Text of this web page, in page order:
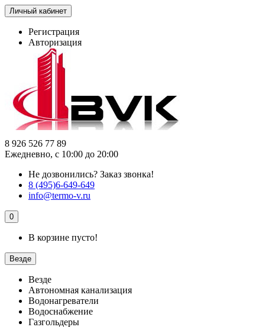
Личный кабинет
Регистрация
Авторизация
8 926 526 77 89
Ежедневно, с 10:00 до 20:00
Не дозвонились? Заказ звонка!
8 (495)6-649-649
info@termo-v.ru
0
В корзине пусто!
Везде
Везде
Автономная канализация
Водонагреватели
Водоснабжение
Газгольдеры